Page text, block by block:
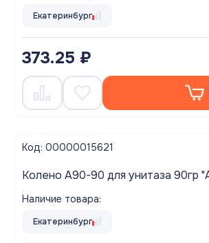
Екатеринбург
373.25 ₽
Код: 00000015621
Колено A90-90 для унитаза 90гр
Наличие товара:
Екатеринбург